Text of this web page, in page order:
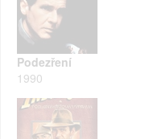
Podezření
1990